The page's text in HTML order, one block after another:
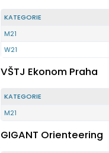
KATEGORIE
M21
W21
VŠTJ Ekonom Praha
KATEGORIE
M21
GIGANT Orienteering